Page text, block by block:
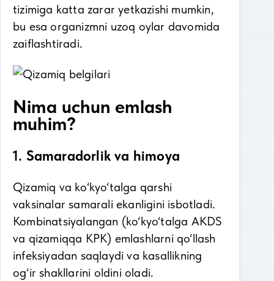
tizimiga katta zarar yetkazishi mumkin,
bu esa organizmni uzoq oylar davomida
zaiflashtiradi.
Nima uchun emlash
muhim?
1. Samaradorlik va himoya
Qizamiq va ko‘kyo‘talga qarshi
vaksinalar samarali ekanligini isbotladi.
Kombinatsiyalangan (ko‘kyo‘talga AKDS
va qizamiqqa KPK) emlashlarni qo‘llash
infeksiyadan saqlaydi va kasallikning
og‘ir shakllarini oldini oladi.